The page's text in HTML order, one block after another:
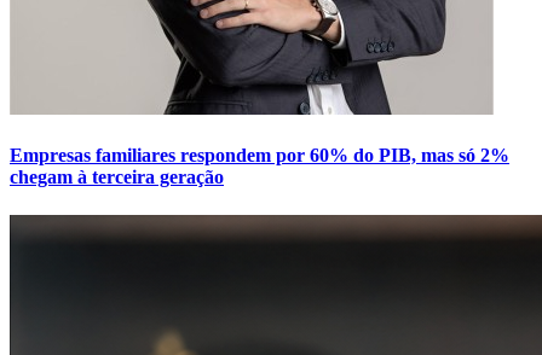
Empresas familiares respondem por 60% do PIB, mas só 2%
chegam à terceira geração